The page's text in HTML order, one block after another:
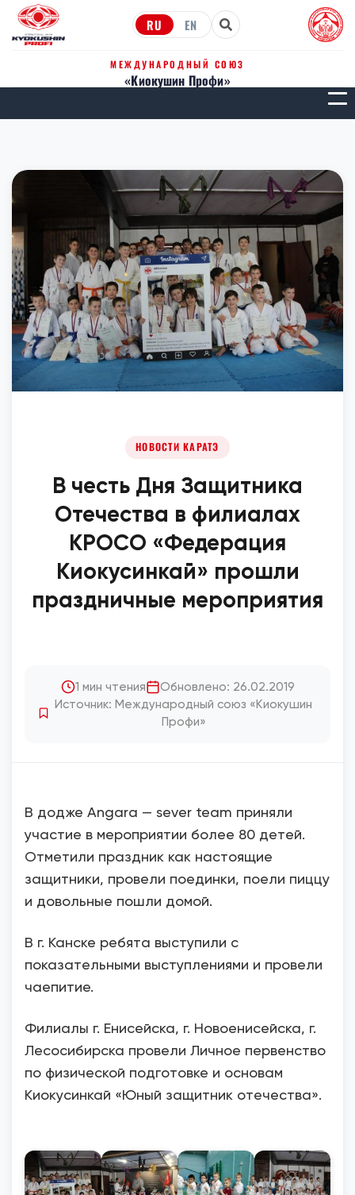
RU EN
МЕЖДУНАРОДНЫЙ СОЮЗ
«Киокушин Профи»
НОВОСТИ КАРАТЭ
В честь Дня Защитника
Отечества в филиалах
КРОСО «Федерация
Киокусинкай» прошли
праздничные мероприятия
1 мин чтения
Обновлено: 26.02.2019
Источник: Международный союз «Киокушин
Профи»
В додже Angara — sever team приняли
участие в мероприятии более 80 детей.
Отметили праздник как настоящие
защитники, провели поединки, поели пиццу
и довольные пошли домой.
В г. Канске ребята выступили с
показательными выступлениями и провели
чаепитие.
Филиалы г. Енисейска, г. Новоенисейска, г.
Лесосибирска провели Личное первенство
по физической подготовке и основам
Киокусинкай «Юный защитник отечества».